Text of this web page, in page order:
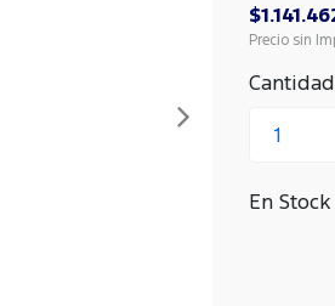
Siguiente
Precio sin
Cantidad
En Stock